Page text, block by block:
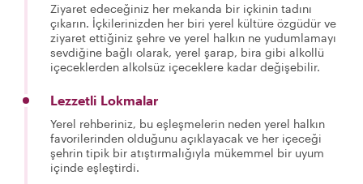
Ziyaret edeceğiniz her mekanda bir içkinin tadını
çıkarın. İçkilerinizden her biri yerel kültüre özgüdür ve
ziyaret ettiğiniz şehre ve yerel halkın ne yudumlamayı
sevdiğine bağlı olarak, yerel şarap, bira gibi alkollü
içeceklerden alkolsüz içeceklere kadar değişebilir.
Lezzetli Lokmalar
Yerel rehberiniz, bu eşleşmelerin neden yerel halkın
favorilerinden olduğunu açıklayacak ve her içeceği
şehrin tipik bir atıştırmalığıyla mükemmel bir uyum
içinde eşleştirdi.